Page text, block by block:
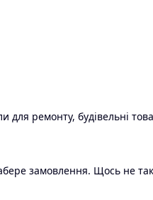
для ремонту, будівельні
замовлення. Щось не